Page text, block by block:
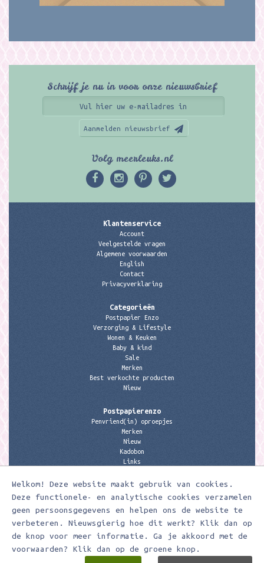
Welkom! Deze website maakt gebruik van cookies.
Deze functionele- en analytische cookies verzamelen
geen persoonsgegevens en helpen ons de website te
verbeteren. Nieuwsgierig hoe dit werkt? Klik dan op
de knop voor meer informatie. Ga je akkoord met de
voorwaarden? Klik dan op de groene knop.
Schrijf je nu in voor onze nieuwsbrief
Aanmelden nieuwsbrief
Volg meerleuks.nl
Klantenservice
Account
Veelgestelde vragen
Algemene voorwaarden
English
Contact
Privacyverklaring
Categorieën
Postpapier Enzo
Verzorging & Lifestyle
Wonen & Keuken
Baby & kind
Sale
Merken
Best verkochte producten
Nieuw
Postpapierenzo
Penvriend(in) oproepjes
Merken
Nieuw
Kadobon
Links
Contactgegevens
Meerleuks
anita@meerleuks.nl
06 – 107 163 36
KVK nummer: 58807179
BTW nummer: 853190859B01